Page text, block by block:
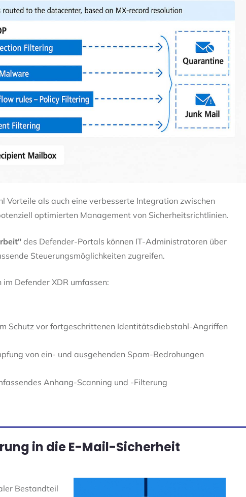
Vorteile als auch eine verbesserte Integration zwischen
optimierten Management von Sicherheitsrichtlinien.
des Defender-Portals können IT-Administratoren über
Steuerungsmöglichkeiten zugreifen.
Defender XDR umfassen:
Schutz vor fortgeschrittenen Identitätsdiebstahl-Angriffen
von ein- und ausgehenden Spam-Bedrohungen
Anhang-Scanning und -Filterung
in die E-Mail-Sicherheit
Bestandteil